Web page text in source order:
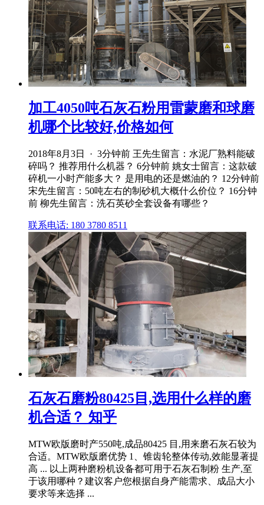
加工4050吨石灰石粉用雷蒙磨和球磨
机哪个比较好,价格如何
2018年8月3日 · 3分钟前 王先生留言：水泥厂熟料能破
碎吗？ 推荐用什么机器？ 6分钟前 姚女士留言：这款破
碎机一小时产能多大？ 是用电的还是燃油的？ 12分钟前
宋先生留言：50吨左右的制砂机大概什么价位？ 16分钟
前 柳先生留言：洗石英砂全套设备有哪些？
联系电话: 180 3780 8511
石灰石磨粉80425目,选用什么样的磨
机合适？ 知乎
MTW欧版磨时产550吨,成品80425 目,用来磨石灰石较为
合适。MTW欧版磨优势 1、锥齿轮整体传动,效能显著提
高 ... 以上两种磨粉机设备都可用于石灰石制粉 生产,至
于该用哪种？建议客户您根据自身产能需求、成品大小
要求等来选择 ...